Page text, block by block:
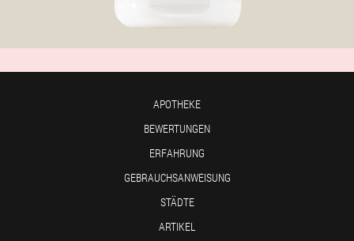
APOTHEKE
BEWERTUNGEN
ERFAHRUNG
GEBRAUCHSANWEISUNG
STÄDTE
ARTIKEL